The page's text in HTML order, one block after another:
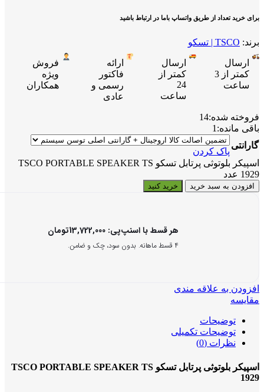
برای خرید تعداد از طریق واتساپ باما در ارتباط باشید
برند: TSCO | تسکو
ارسال
کمتر از 3
ساعت
ارسال
کمتر از
24
ساعت
ارائه
فاکتور
رسمی و
عادی
فروش
ویژه
همکاران
فروخته شده:14
باقی مانده: 1
گارانتی
پاک کردن
اسپیکر بلوتوثی پرتابل تسکو TSCO PORTABLE SPEAKER TS
1929 عدد
افزودن به سبد خرید خرید کنید
هر قسط با اسنپ‌پی: 13,722,000تومان
۴ قسط ماهانه. بدون سود، چک و ضامن.
افزودن به علاقه مندی
مقایسه
توضیحات
توضیحات تکمیلی
نظرات (0)
اسپیکر بلوتوثی پرتابل تسکو TSCO PORTABLE SPEAKER TS
1929